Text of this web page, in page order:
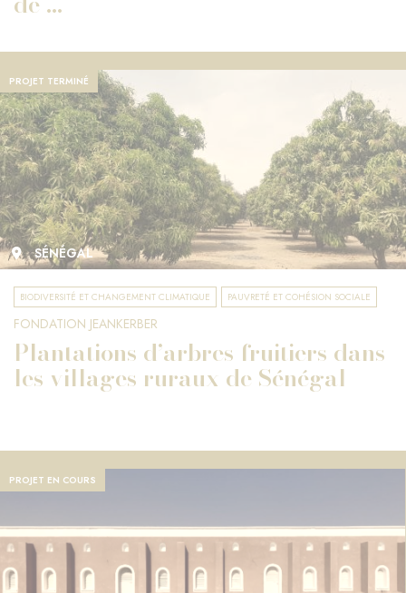
PROJET TERMINÉ
SÉNÉGAL
BIODIVERSITÉ ET CHANGEMENT CLIMATIQUE PAUVRETÉ ET COHÉSION SOCIALE
FONDATION JEANKERBER
Plantations d’arbres fruitiers dans
les villages ruraux de Sénégal
PROJET EN COURS